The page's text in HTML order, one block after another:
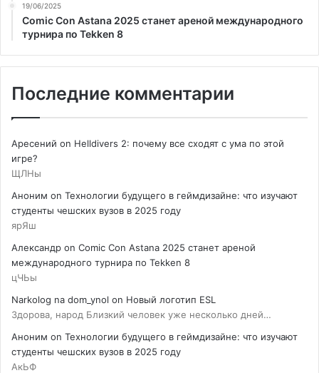
19/06/2025
Comic Con Astana 2025 станет ареной международного
турнира по Tekken 8
Последние комментарии
Аресений on Helldivers 2: почему все сходят с ума по этой
игре?
ЩЛНы
Аноним on Технологии будущего в геймдизайне: что изучают
студенты чешских вузов в 2025 году
ярЯш
Александр on Comic Con Astana 2025 станет ареной
международного турнира по Tekken 8
цЧЬы
Narkolog na dom_ynol on Новый логотип ESL
Здорова, народ Близкий человек уже несколько дней…
Аноним on Технологии будущего в геймдизайне: что изучают
студенты чешских вузов в 2025 году
АкЬФ